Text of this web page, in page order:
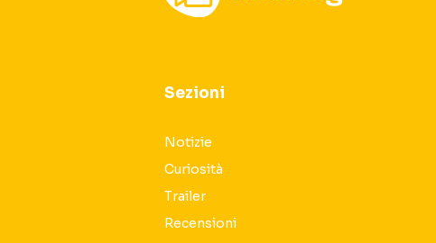
Sezioni
Notizie
Curiosità
Trailer
Recensioni